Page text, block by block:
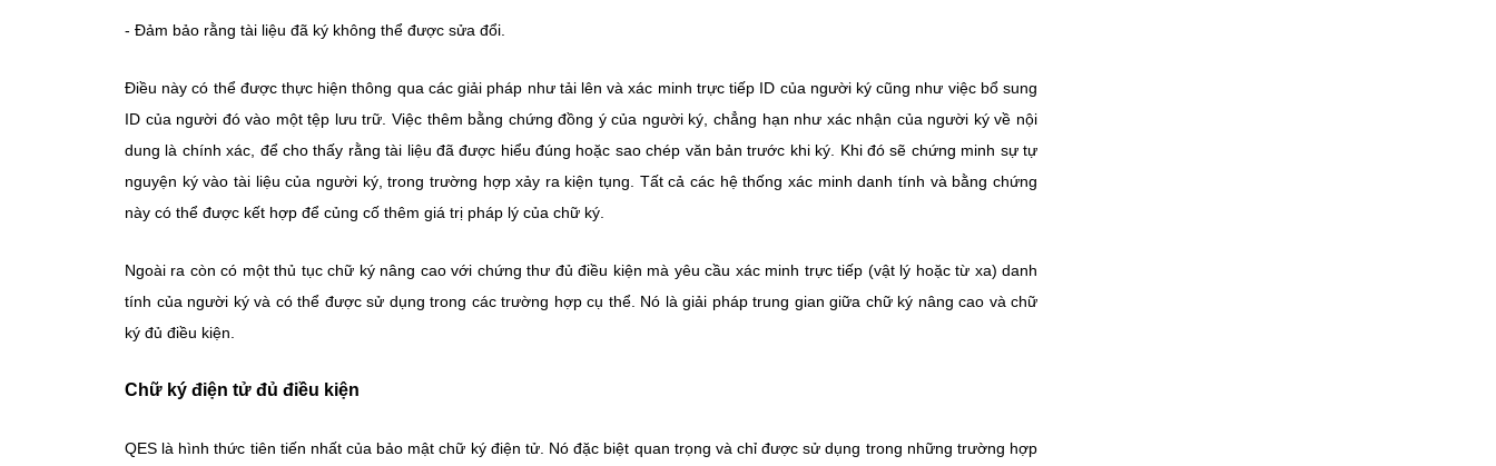
- Đảm bảo rằng tài liệu đã ký không thể được sửa đổi.
Điều này có thể được thực hiện thông qua các giải pháp như tải lên và xác minh trực tiếp ID của người ký cũng như việc bổ sung
ID của người đó vào một tệp lưu trữ. Việc thêm bằng chứng đồng ý của người ký, chẳng hạn như xác nhận của người ký về nội
dung là chính xác, để cho thấy rằng tài liệu đã được hiểu đúng hoặc sao chép văn bản trước khi ký. Khi đó sẽ chứng minh sự tự
nguyện ký vào tài liệu của người ký, trong trường hợp xảy ra kiện tụng. Tất cả các hệ thống xác minh danh tính và bằng chứng
này có thể được kết hợp để củng cố thêm giá trị pháp lý của chữ ký.
Ngoài ra còn có một thủ tục chữ ký nâng cao với chứng thư đủ điều kiện mà yêu cầu xác minh trực tiếp (vật lý hoặc từ xa) danh
tính của người ký và có thể được sử dụng trong các trường hợp cụ thể. Nó là giải pháp trung gian giữa chữ ký nâng cao và chữ
ký đủ điều kiện.
Chữ ký điện tử đủ điều kiện
QES là hình thức tiên tiến nhất của bảo mật chữ ký điện tử. Nó đặc biệt quan trọng và chỉ được sử dụng trong những trường hợp